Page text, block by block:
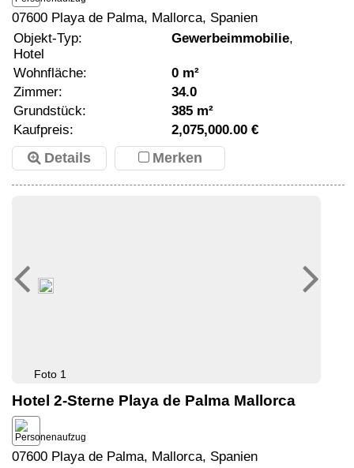
07600 Playa de Palma, Mallorca, Spanien
Objekt-Typ:
Gewerbeimmobilie,
Hotel
Wohnfläche:
0 m²
Zimmer:
34.0
Grundstück:
385 m²
Kaufpreis:
2,075,000.00 €
Details Merken
Foto 1
Hotel 2-Sterne Playa de Palma Mallorca
07600 Playa de Palma, Mallorca, Spanien